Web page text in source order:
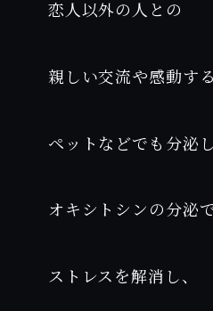
恋人以外の人との
親しい交流や感動す
ペットなどでも分泌し
オキシトシンの分泌
ストレスを解消し、